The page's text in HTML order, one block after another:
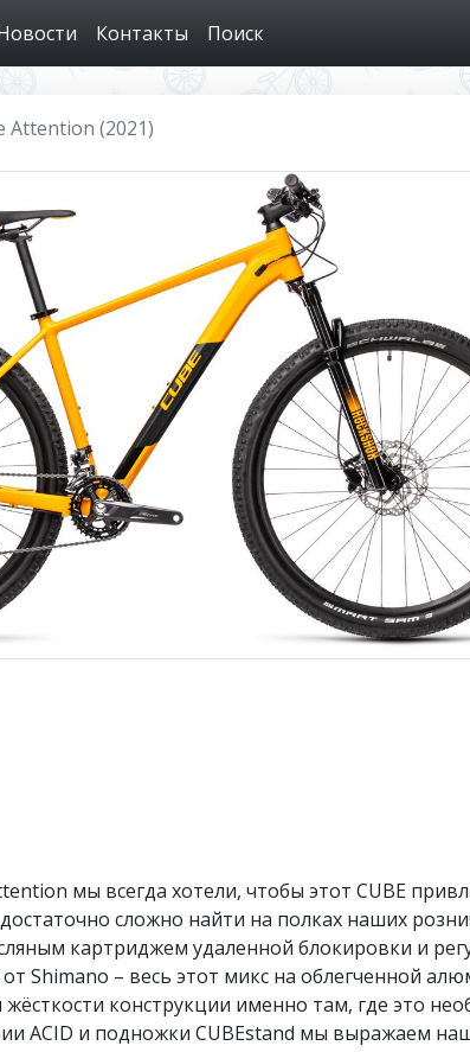
Контакты Поиск
Attention (2021)
мы всегда хотели, чтобы этот CUBE
достаточно сложно найти на полках наших
картриджем удаленной блокировки и
от Shimano – весь этот микс на облегченной
конструкции именно там, где это
ACID и подножки CUBEstand мы выражаем